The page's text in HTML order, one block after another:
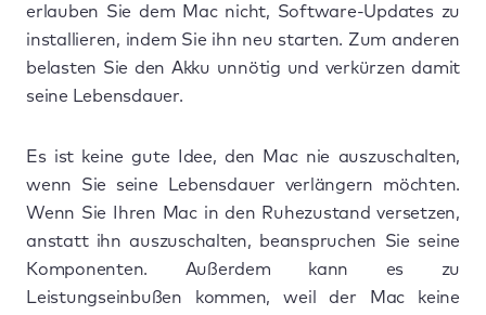
erlauben Sie dem Mac nicht, Software-Updates zu
installieren, indem Sie ihn neu starten. Zum anderen
belasten Sie den Akku unnötig und verkürzen damit
seine Lebensdauer.
Es ist keine gute Idee, den Mac nie auszuschalten,
wenn Sie seine Lebensdauer verlängern möchten.
Wenn Sie Ihren Mac in den Ruhezustand versetzen,
anstatt ihn auszuschalten, beanspruchen Sie seine
Komponenten. Außerdem kann es zu
Leistungseinbußen kommen, weil der Mac keine